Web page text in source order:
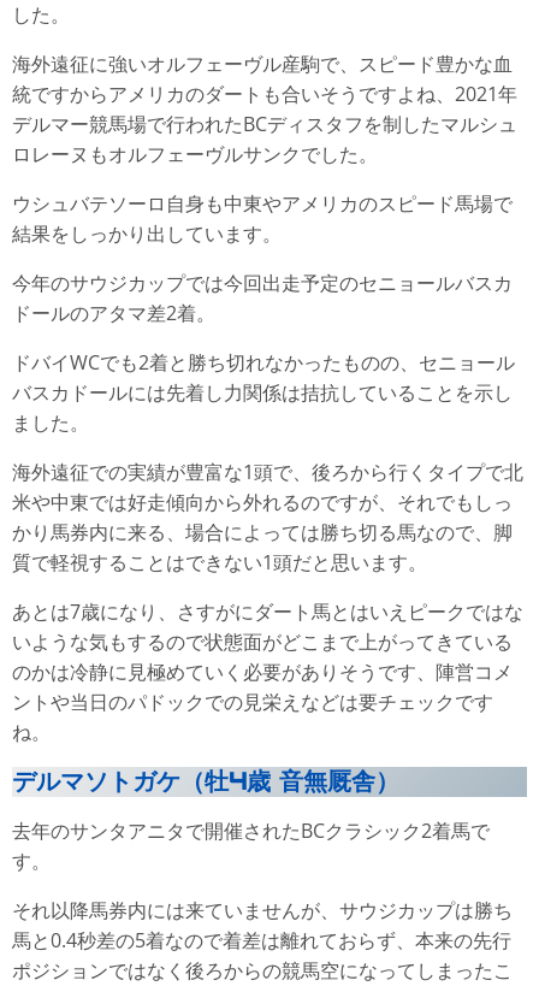
した。
海外遠征に強いオルフェーヴル産駒で、スピード豊かな血
統ですからアメリカのダートも合いそうですよね、2021年
デルマー競馬場で行われたBCディスタフを制したマルシュ
ロレーヌもオルフェーヴルサンクでした。
ウシュバテソーロ自身も中東やアメリカのスピード馬場で
結果をしっかり出しています。
今年のサウジカップでは今回出走予定のセニョールバスカ
ドールのアタマ差2着。
ドバイWCでも2着と勝ち切れなかったものの、セニョール
バスカドールには先着し力関係は拮抗していることを示し
ました。
海外遠征での実績が豊富な1頭で、後ろから行くタイプで北
米や中東では好走傾向から外れるのですが、それでもしっ
かり馬券内に来る、場合によっては勝ち切る馬なので、脚
質で軽視することはできない1頭だと思います。
あとは7歳になり、さすがにダート馬とはいえピークではな
いような気もするので状態面がどこまで上がってきている
のかは冷静に見極めていく必要がありそうです、陣営コメ
ントや当日のパドックでの見栄えなどは要チェックです
ね。
デルマソトガケ（牡4歳 音無厩舎）
去年のサンタアニタで開催されたBCクラシック2着馬で
す。
それ以降馬券内には来ていませんが、サウジカップは勝ち
馬と0.4秒差の5着なので着差は離れておらず、本来の先行
ポジションではなく後ろからの競馬空になってしまったこ